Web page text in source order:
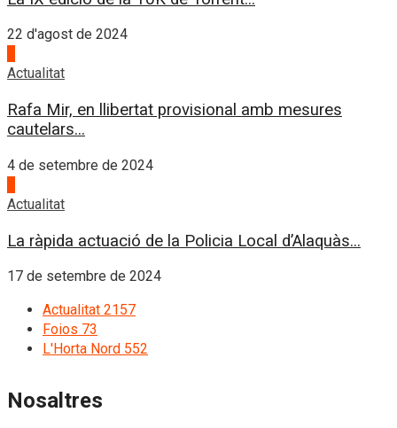
22 d'agost de 2024
Actualitat
Rafa Mir, en llibertat provisional amb mesures
cautelars...
4 de setembre de 2024
Actualitat
La ràpida actuació de la Policia Local d’Alaquàs...
17 de setembre de 2024
Actualitat 2157
Foios 73
L'Horta Nord 552
Nosaltres